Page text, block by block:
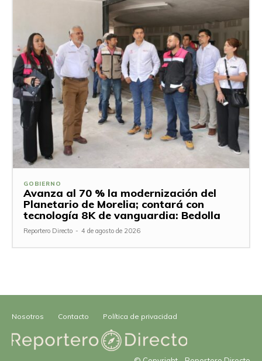
GOBIERNO
Avanza al 70 % la modernización del
Planetario de Morelia; contará con
tecnología 8K de vanguardia: Bedolla
Reportero Directo - 4 de agosto de 2026
Nosotros Contacto Política de privacidad